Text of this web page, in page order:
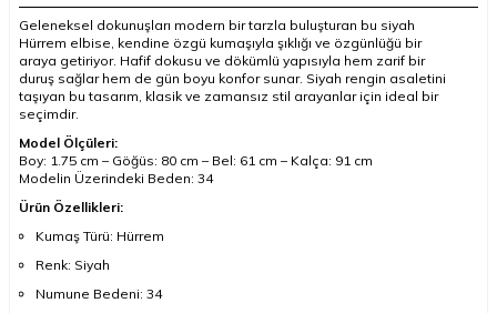
Geleneksel dokunuşları modern bir tarzla buluşturan bu siyah
Hürrem elbise, kendine özgü kumaşıyla şıklığı ve özgünlüğü bir
araya getiriyor. Hafif dokusu ve dökümlü yapısıyla hem zarif bir
duruş sağlar hem de gün boyu konfor sunar. Siyah rengin asaletini
taşıyan bu tasarım, klasik ve zamansız stil arayanlar için ideal bir
seçimdir.
Model Ölçüleri:
Boy: 1.75 cm – Göğüs: 80 cm – Bel: 61 cm – Kalça: 91 cm
Modelin Üzerindeki Beden: 34
Ürün Özellikleri:
Kumaş Türü: Hürrem
Renk: Siyah
Numune Bedeni: 34